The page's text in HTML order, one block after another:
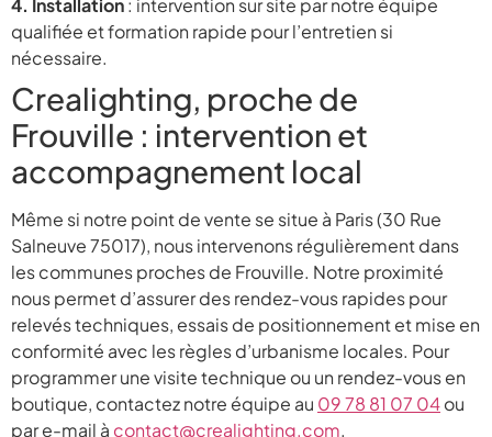
4. Installation: intervention sur site par notre équipe
qualifiée et formation rapide pour l’entretien si
nécessaire.
Crealighting, proche de
Frouville : intervention et
accompagnement local
Même si notre point de vente se situe à Paris (30 Rue
Salneuve 75017), nous intervenons régulièrement dans
les communes proches de Frouville. Notre proximité
nous permet d’assurer des rendez-vous rapides pour
relevés techniques, essais de positionnement et mise en
conformité avec les règles d’urbanisme locales. Pour
programmer une visite technique ou un rendez-vous en
boutique, contactez notre équipe au 09 78 81 07 04ou
par e-mail à contact@crealighting.com.